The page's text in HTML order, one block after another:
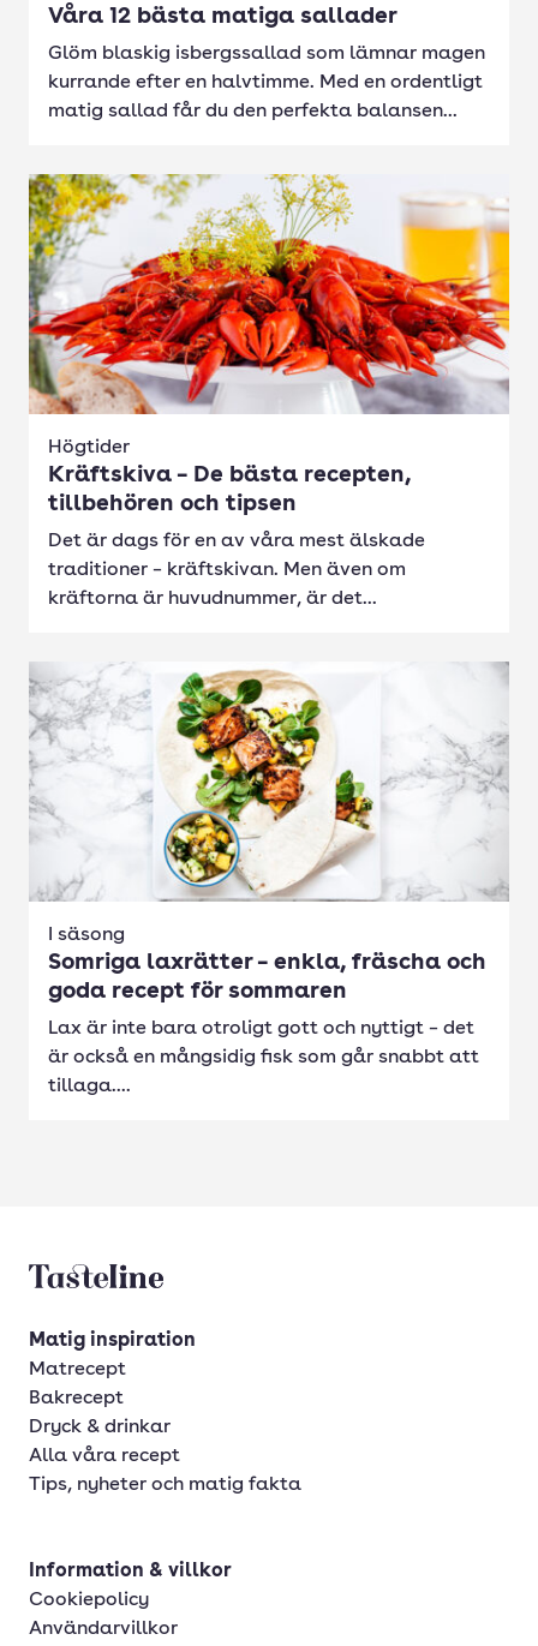
Våra 12 bästa matiga sallader
Glöm blaskig isbergssallad som lämnar magen
kurrande efter en halvtimme. Med en ordentligt
matig sallad får du den perfekta balansen...
Högtider
Kräftskiva – De bästa recepten,
tillbehören och tipsen
Det är dags för en av våra mest älskade
traditioner – kräftskivan. Men även om
kräftorna är huvudnummer, är det...
I säsong
Somriga laxrätter – enkla, fräscha och
goda recept för sommaren
Lax är inte bara otroligt gott och nyttigt – det
är också en mångsidig fisk som går snabbt att
tillaga....
Tasteline startsida
Matig inspiration
Matrecept
Bakrecept
Dryck & drinkar
Alla våra recept
Tips, nyheter och matig fakta
Information & villkor
Cookiepolicy
Användarvillkor